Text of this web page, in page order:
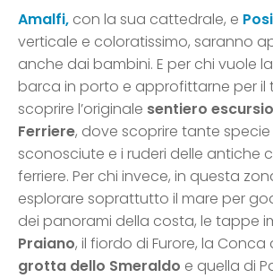
Amalfi, con la sua cattedrale, e
verticale e coloratissimo, saranno
anche dai bambini. E per chi vuole
barca in porto e approfittarne per il
scoprire l’originale sentiero
Ferriere, dove scoprire tante
sconosciute e i ruderi delle antiche
ferriere. Per chi invece, in questa
esplorare soprattutto il mare per
dei panorami della costa, le tappe
Praiano, il fiordo di Furore, la Conca
grotta dello Smeraldo e quella di